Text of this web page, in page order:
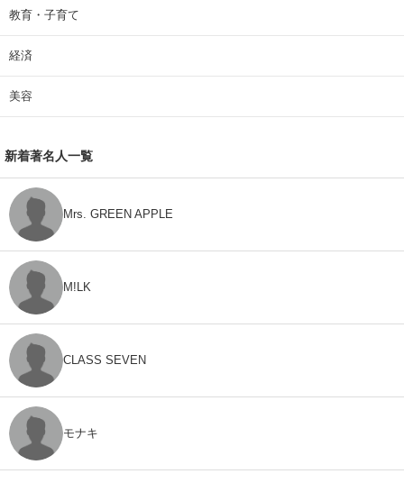
教育・子育て
経済
美容
新着著名人一覧
Mrs. GREEN APPLE
M!LK
CLASS SEVEN
モナキ